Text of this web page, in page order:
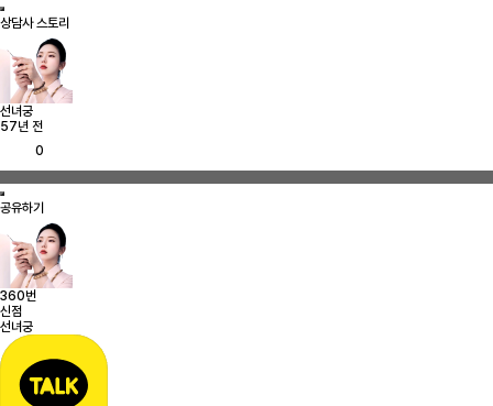
상담사 스토리
선녀궁
57년 전
0
공유하기
360번
신점
선녀궁